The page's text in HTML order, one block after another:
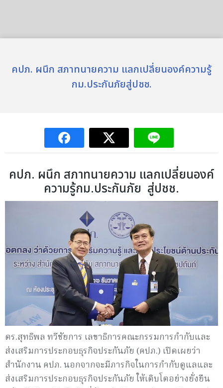
คปภ. ผนึก สภาทนายความ แลกเปลี่ยนองค์ความรู้
กม.ประกันภัยสู่ปชช.
คปภ. ผนึก สภาทนายความ แลกเปลี่ยนองค์
ความรู้กม.ประกันภัย สู่ปชช.
ดร.สุทธิพล ทวีชัยการ เลขาธิการคณะกรรมการกำกับและ
ส่งเสริมการประกอบธุรกิจประกันภัย (คปภ.) เปิดเผยว่า
สำนักงาน คปภ. นอกจากจะมีภารกิจในการกำกับดูแลและ
ส่งเสริมการประกอบธุรกิจประกันภัย ให้เติบโตอย่างยั่งยืน